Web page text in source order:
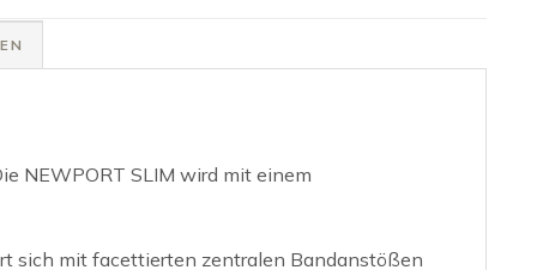
NEWPORT SLIM wird mit einem
sich mit facettierten zentralen Bandanstößen